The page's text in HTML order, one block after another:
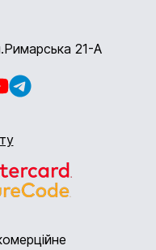
21-А
Telegram